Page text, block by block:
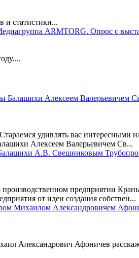
и статистики...
ARMTORG. Опрос с
удивлять вас
Алексеем Валерьевичем Св...
предприятии
от идеи создания собствен...
Александрович Афоничев